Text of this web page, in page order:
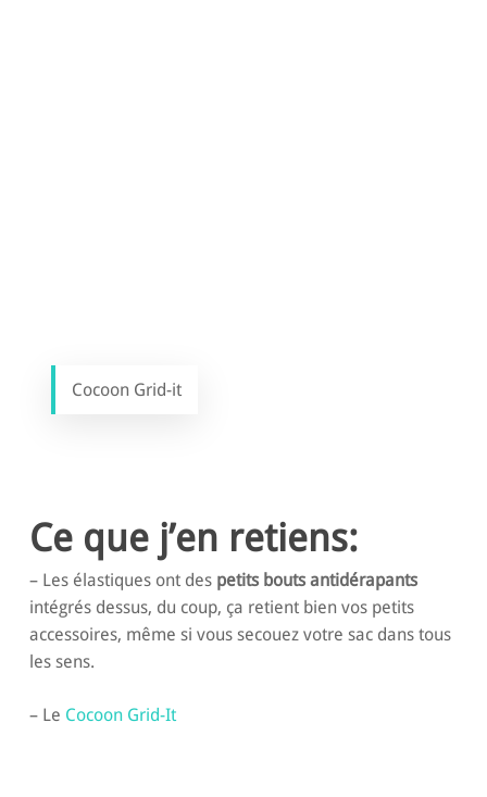
Cocoon Grid-it
Ce que j’en retiens:
– Les élastiques ont des petits bouts antidérapants
intégrés dessus, du coup, ça retient bien vos petits
accessoires, même si vous secouez votre sac dans tous
les sens.
– Le Cocoon Grid-It